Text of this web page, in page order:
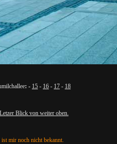
: - 15 - 16 - 17 - 18
Letzer Blick von weiter oben.
mir noch nicht bekannt.